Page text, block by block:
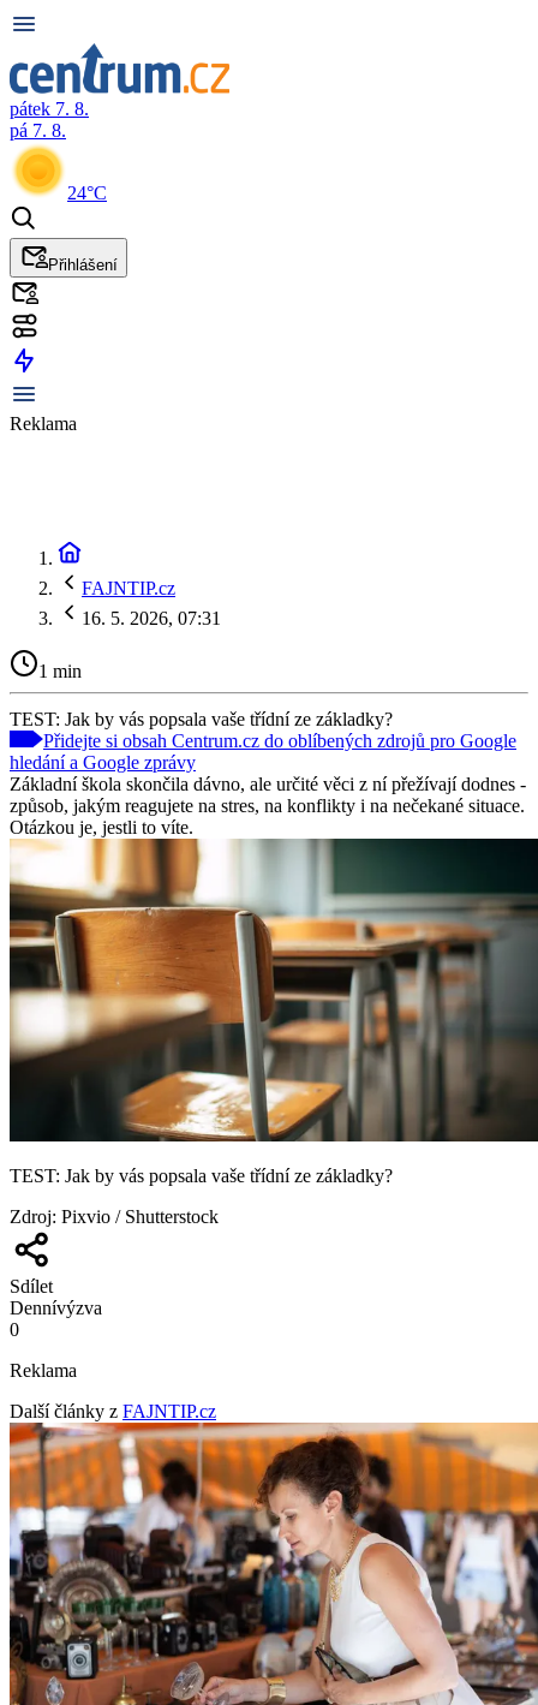
pátek 7. 8.
pá 7. 8.
24°C
Přihlášení
Reklama
FAJNTIP.cz
16. 5. 2026, 07:31
1 min
TEST: Jak by vás popsala vaše třídní ze základky?
Přidejte si obsah Centrum.cz do oblíbených zdrojů pro Google
hledání a Google zprávy
Základní škola skončila dávno, ale určité věci z ní přežívají dodnes -
způsob, jakým reagujete na stres, na konflikty i na nečekané situace.
Otázkou je, jestli to víte.
TEST: Jak by vás popsala vaše třídní ze základky?
Zdroj: Pixvio / Shutterstock
Sdílet
Dennívýzva
0
Reklama
Další články z FAJNTIP.cz